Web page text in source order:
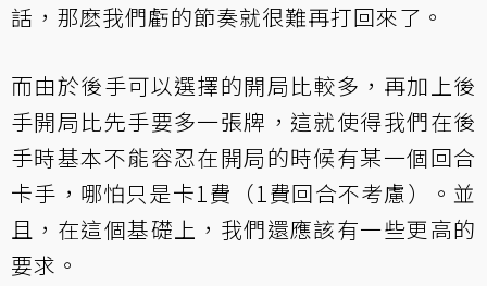
話，那麽我們虧的節奏就很難再打回來了。
而由於後手可以選擇的開局比較多，再加上後
手開局比先手要多一張牌，這就使得我們在後
手時基本不能容忍在開局的時候有某一個回合
卡手，哪怕只是卡1費（1費回合不考慮）。並
且，在這個基礎上，我們還應該有一些更高的
要求。